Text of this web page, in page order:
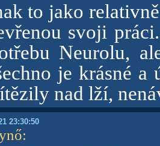
to jako
svoji
Neurolu,
je krásné a
nad lží,
23:30:50
: